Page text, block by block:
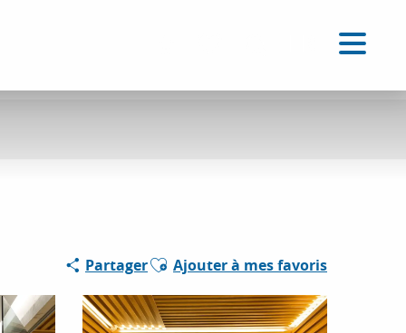
PartagerAjouter aux favoris
Ajouter à mes favoris